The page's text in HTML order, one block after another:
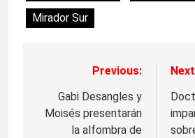
Mirador Sur
Navegación
entradas
Previous:
Gabi Desangles y
Moisés presentarán
la alfombra de